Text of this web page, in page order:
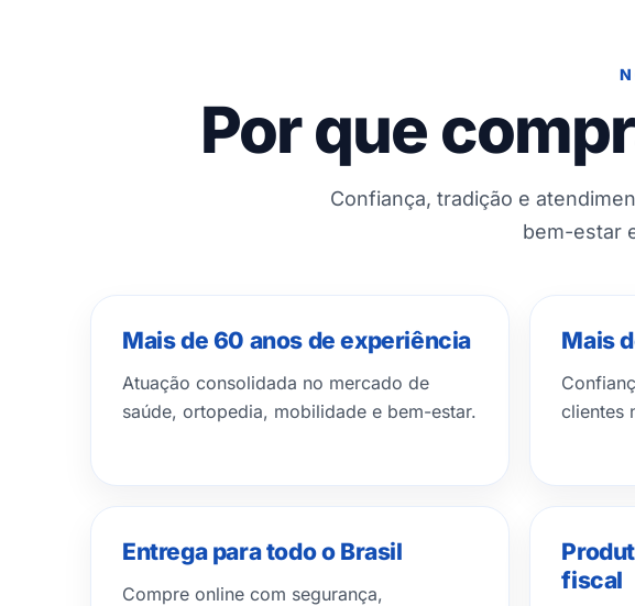
Por que
Confiança, tradição e
bem-estar
Mais de 60 anos de experiência
Atuação consolidada no mercado de
saúde, ortopedia, mobilidade e bem-estar.
Mais
clientes
Entrega para todo o Brasil
Compre online com segurança,
fiscal